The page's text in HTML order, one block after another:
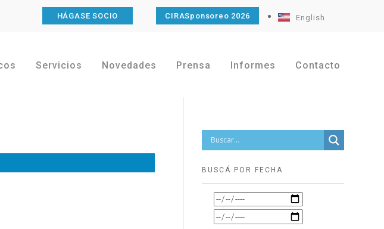
HÁGASE SOCIO CIRASponsoreo 2026 English
Servicios Novedades Prensa Informes Contacto
BUSCÁ POR FECHA